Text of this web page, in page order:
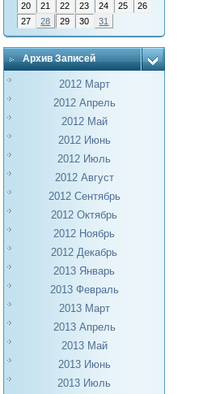
20
21 22 23 24 25
26
27
28 29 30 31
Архив Записей
2012 Март
2012 Апрель
2012 Май
2012 Июнь
2012 Июль
2012 Август
2012 Сентябрь
2012 Октябрь
2012 Ноябрь
2012 Декабрь
2013 Январь
2013 Февраль
2013 Март
2013 Апрель
2013 Май
2013 Июнь
2013 Июль